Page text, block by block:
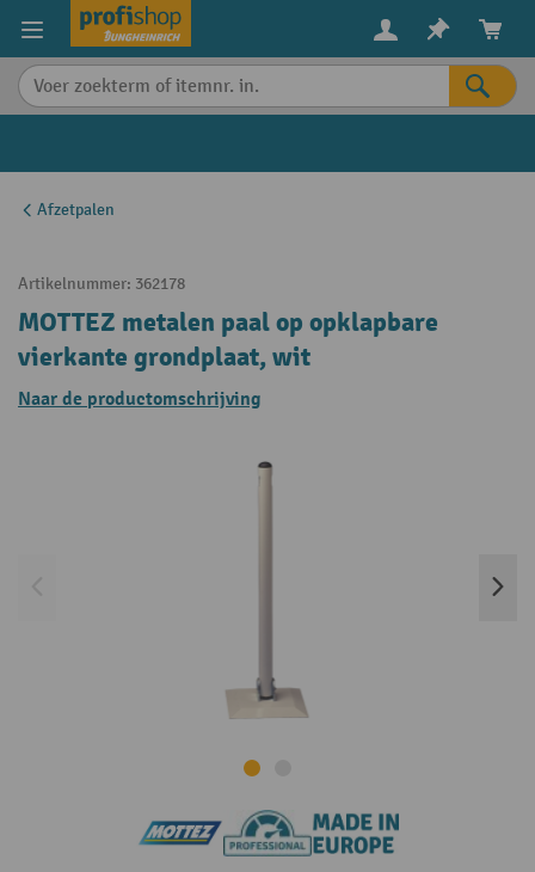
content
Afzetpalen
Artikelnummer: 362178
MOTTEZ metalen paal op opklapbare
vierkante grondplaat, wit
Naar de productomschrijving